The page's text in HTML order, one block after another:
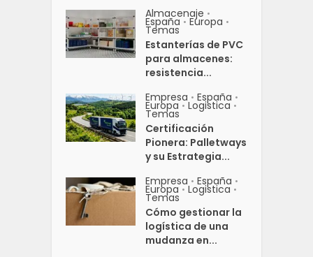
Almacenaje •
España • Europa •
Temas
Estanterías de PVC
para almacenes:
resistencia...
Empresa • España •
Europa • Logistica •
Temas
Certificación
Pionera: Palletways
y su Estrategia...
Empresa • España •
Europa • Logistica •
Temas
Cómo gestionar la
logística de una
mudanza en...